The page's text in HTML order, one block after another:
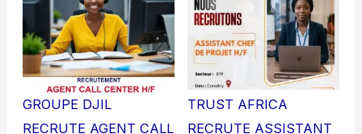
GROUPE DJIL
RECRUTE AGENT CALL
TRUST AFRICA
RECRUTE ASSISTANT